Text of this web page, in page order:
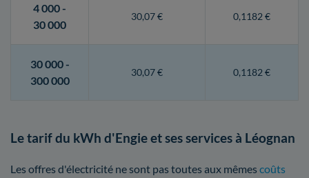
4 000 -
30 000
30,07 € 0,1182 €
30 000 -
300 000
30,07 € 0,1182 €
Le tarif du kWh d'Engie et ses services à Léognan
Les offres d'électricité ne sont pas toutes aux mêmes coûts